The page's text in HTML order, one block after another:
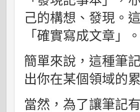
己的構想、發現。
「確實寫成文章」。
簡單來說，這種筆
出你在某個領域的
當然，為了讓筆記